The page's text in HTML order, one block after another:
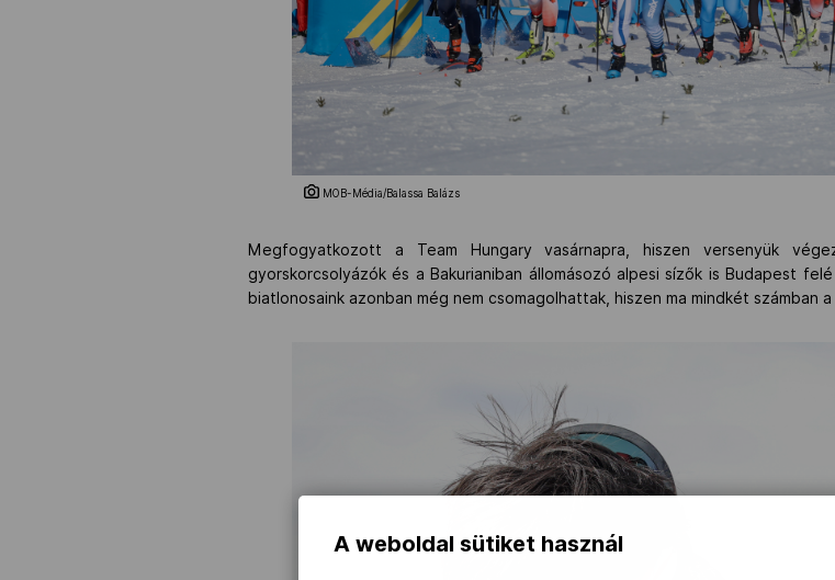
MOB-Média/Balassa Balázs
Megfogyatkozott a Team Hungary vasárnapra, hiszen versenyük
gyorskorcsolyázók és a Bakurianiban állomásozó alpesi sízők is Budapest
biatlonosaink azonban még nem csomagolhattak, hiszen ma mindkét számban
A weboldal sütiket használ